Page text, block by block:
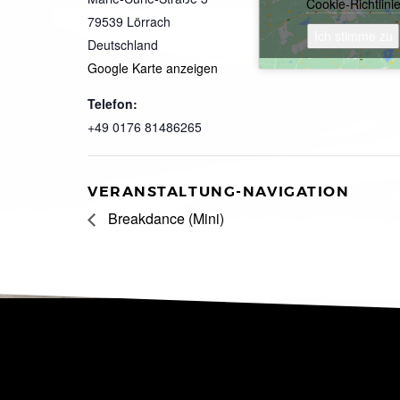
79539 Lörrach
Deutschland
Google Karte anzeigen
Telefon:
+49 0176 81486265
Cookie-Richtlinie
VERANSTALTUNG-NAVIGATION
Breakdance (Mini)